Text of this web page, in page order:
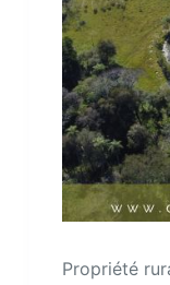
Propriété